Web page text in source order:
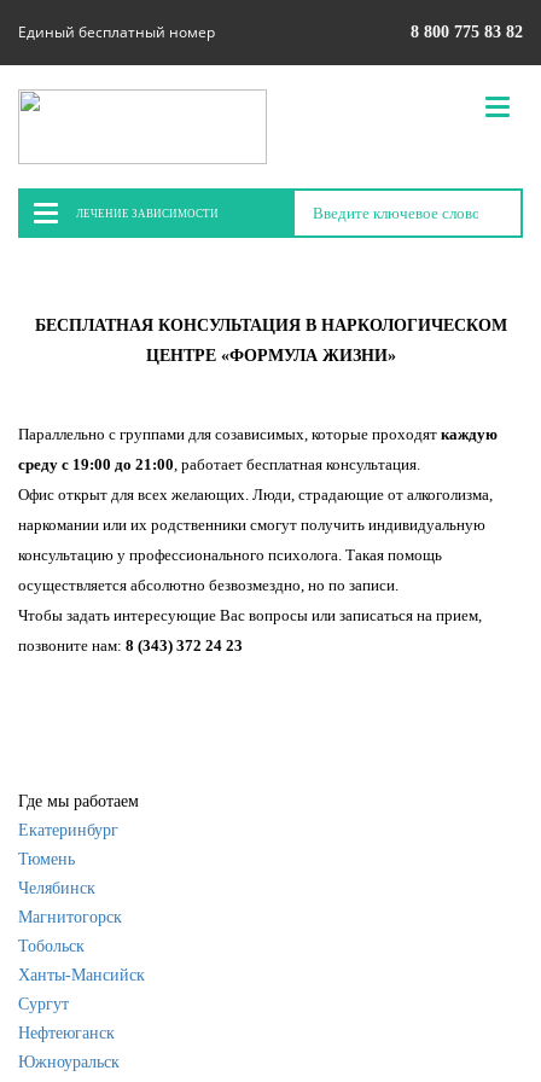
Единый бесплатный номер 8 800 775 83 82
ЛЕЧЕНИЕ ЗАВИСИМОСТИ
БЕСПЛАТНАЯ КОНСУЛЬТАЦИЯ В НАРКОЛОГИЧЕСКОМ
ЦЕНТРЕ «ФОРМУЛА ЖИЗНИ»
Параллельно с группами для созависимых, которые проходят каждую
среду с 19:00 до 21:00, работает бесплатная консультация.
Офис открыт для всех желающих. Люди, страдающие от алкоголизма,
наркомании или их родственники смогут получить индивидуальную
консультацию у профессионального психолога. Такая помощь
осуществляется абсолютно безвозмездно, но по записи.
Чтобы задать интересующие Вас вопросы или записаться на прием,
позвоните нам: 8 (343) 372 24 23
Где мы работаем
Екатеринбург
Тюмень
Челябинск
Магнитогорск
Тобольск
Ханты-Мансийск
Сургут
Нефтеюганск
Южноуральск